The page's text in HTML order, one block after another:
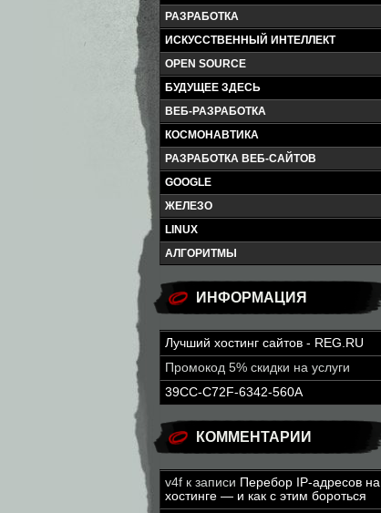
РАЗРАБОТКА
ИСКУССТВЕННЫЙ ИНТЕЛЛЕКТ
OPEN SOURCE
БУДУЩЕЕ ЗДЕСЬ
ВЕБ-РАЗРАБОТКА
КОСМОНАВТИКА
РАЗРАБОТКА ВЕБ-САЙТОВ
GOOGLE
ЖЕЛЕЗО
LINUX
АЛГОРИТМЫ
ИНФОРМАЦИЯ
Лучший хостинг сайтов - REG.RU
Промокод 5% скидки на услуги
39CC-C72F-6342-560A
КОММЕНТАРИИ
v4f к записи Перебор IP-адресов на
хостинге — и как с этим бороться